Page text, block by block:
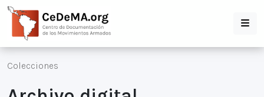
Colecciones